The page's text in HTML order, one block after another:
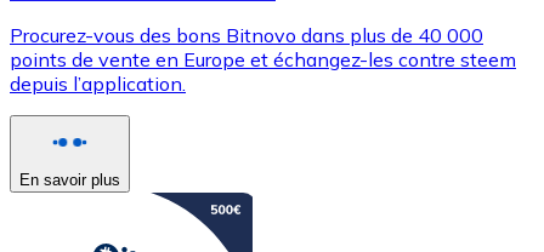
Procurez-vous des bons Bitnovo dans plus de 40 000
points de vente en Europe et échangez-les contre steem
depuis l’application.
En savoir plus